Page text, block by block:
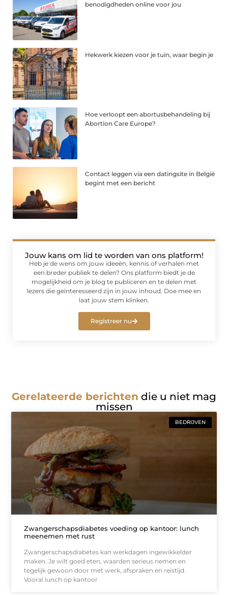
benodigdheden online voor jou
Hekwerk kiezen voor je tuin, waar begin je
Hoe verloopt een abortusbehandeling bij
Abortion Care Europe?
Contact leggen via een datingsite in België
begint met een bericht
Jouw kans om lid te worden van ons platform!
Heb je de wens om jouw ideeën, kennis of verhalen met
een breder publiek te delen? Ons platform biedt je de
mogelijkheid om je blog te publiceren en te delen met
lezers die geïnteresseerd zijn in jouw inhoud. Doe mee en
laat jouw stem klinken.
Registreer nu
Gerelateerde berichten die u niet mag
missen
BEDRIJVEN
Zwangerschapsdiabetes voeding op kantoor: lunch
meenemen met rust
Zwangerschapsdiabetes kan werkdagen ingewikkelder
maken. Je wilt goed eten, waarden serieus nemen en
tegelijk gewoon door met werk, afspraken en reistijd.
Vooral lunch op kantoor